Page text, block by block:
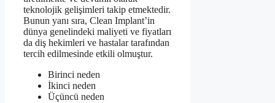
teknolojik gelişimleri takip etmektedir.
Bunun yanı sıra, Clean Implant’in
dünya genelindeki maliyeti ve fiyatları
da diş hekimleri ve hastalar tarafından
tercih edilmesinde etkili olmuştur.
Birinci neden
İkinci neden
Üçüncü neden